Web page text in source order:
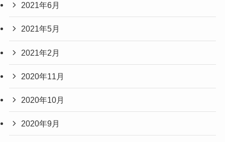
2021年6月
2021年5月
2021年2月
2020年11月
2020年10月
2020年9月